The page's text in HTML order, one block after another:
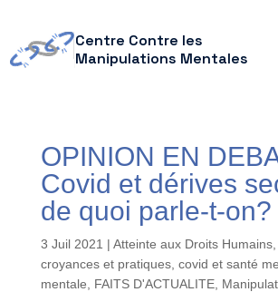
Centre Contre les
Manipulations Mentales
OPINION EN
Covid et dérives
de quoi parle-t-on?
3 Juil 2021 | Atteinte aux Droits Humains,
croyances et pratiques, covid et santé
mentale
FAITS D'ACTUALITE,